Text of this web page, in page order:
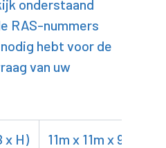
onderstaand
RAS-nummers
hebt voor de
van uw
x H) 11m x 11m x 9m